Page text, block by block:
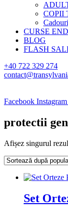
COPII
CURSE
BLOG
FLASH
+40 722 329 274
Facebook Instagram
protectii
Afișez singurul
Set